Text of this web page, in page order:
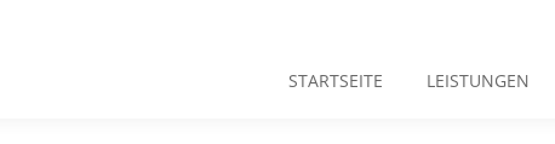
STARTSEITE LEISTUNGEN